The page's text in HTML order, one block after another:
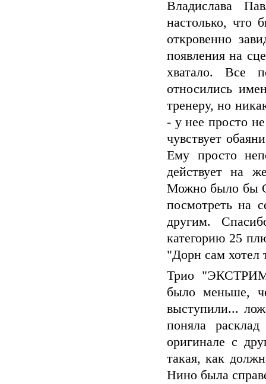
Владислава
настолько, что
откровенно
появления на
хватало. Все
относились
тренеру, но
- у нее просто
чувствует
Ему просто
действует на
Можно было бы
посмотреть на
другим.
категорию 25
"Дорн сам хотел
Трио
было меньше,
выступили...
поняла
оригинале с
такая, как
Нино была